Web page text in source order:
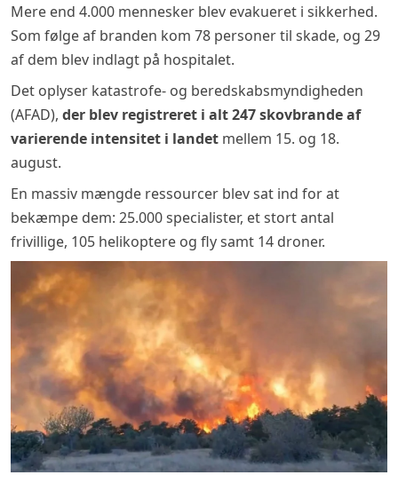
Mere end 4.000 mennesker blev evakueret i sikkerhed.
Som følge af branden kom 78 personer til skade, og 29
af dem blev indlagt på hospitalet.
Det oplyser katastrofe- og beredskabsmyndigheden
(AFAD), der blev registreret i alt 247 skovbrande af
varierende intensitet i landet mellem 15. og 18.
august.
En massiv mængde ressourcer blev sat ind for at
bekæmpe dem: 25.000 specialister, et stort antal
frivillige, 105 helikoptere og fly samt 14 droner.